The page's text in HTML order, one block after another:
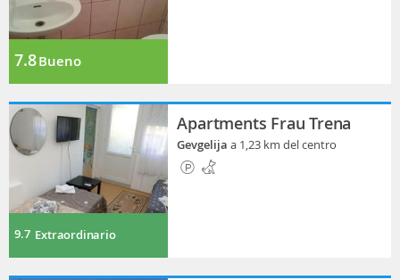
7.8Bueno
9.7 Extraordinario
Apartments Frau Trena
Gevgelijaa 1,23 km del centro